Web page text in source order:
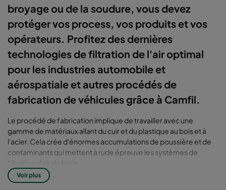
broyage ou de la soudure, vous devez
protéger vos process, vos produits et vos
opérateurs. Profitez des dernières
technologies de filtration de l'air optimal
pour les industries automobile et
aérospatiale et autres procédés de
fabrication de véhicules grâce à Camfil.
Le procédé de fabrication implique de travailler avec une
gamme de matériaux allant du cuir et du plastique au bois et à
l'acier. Cela crée d'énormes accumulations de poussière et de
contaminants qui mettent à rude épreuve les systèmes de
Une filtration adéquate de l'air
Voir plus